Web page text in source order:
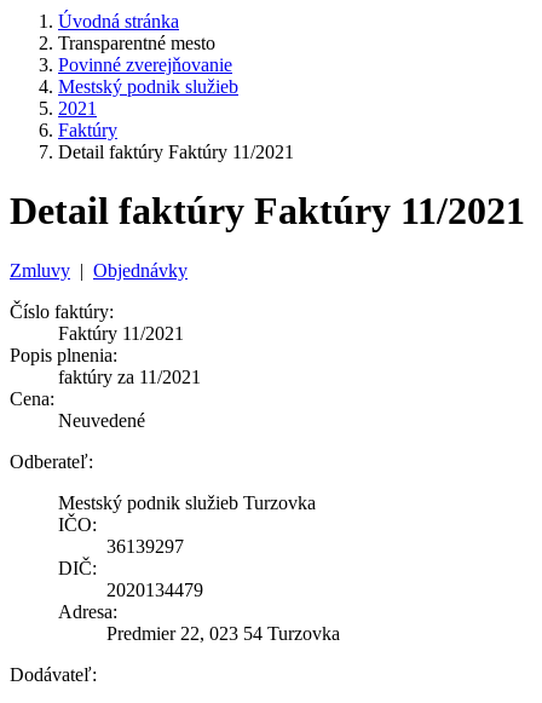
Úvodná stránka
Transparentné mesto
Povinné zverejňovanie
Mestský podnik služieb
2021
Faktúry
Detail faktúry Faktúry 11/2021
Detail faktúry Faktúry 11/2021
Zmluvy | Objednávky
Číslo faktúry:
Faktúry 11/2021
Popis plnenia:
faktúry za 11/2021
Cena:
Neuvedené
Odberateľ:
Mestský podnik služieb Turzovka
IČO:
36139297
DIČ:
2020134479
Adresa:
Predmier 22, 023 54 Turzovka
Dodávateľ: